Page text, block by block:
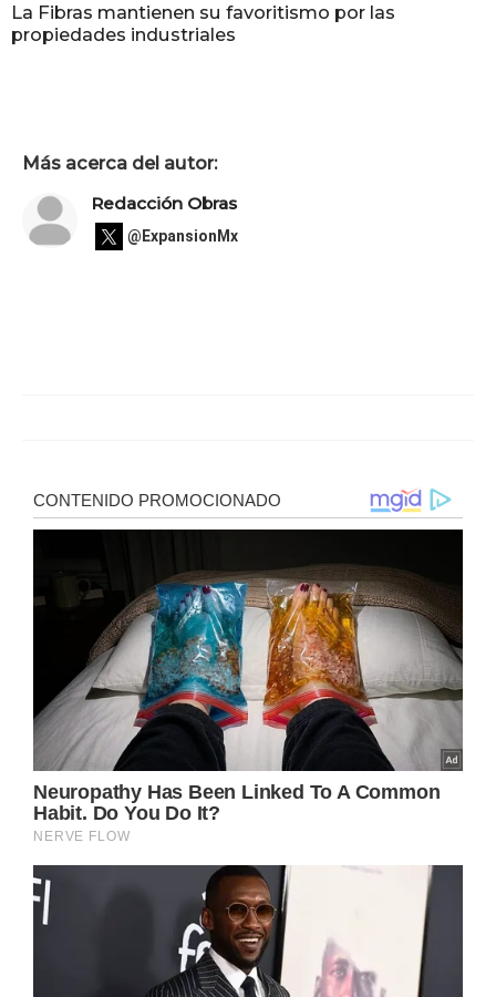
La Fibras mantienen su favoritismo por las
propiedades industriales
Más acerca del autor:
Redacción Obras
@ExpansionMx